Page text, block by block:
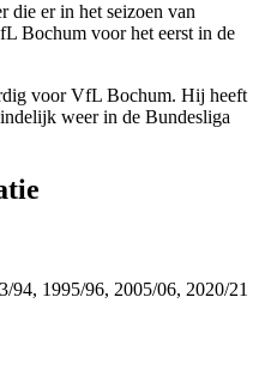
die er in het seizoen van
Bochum voor het eerst in de
voor VfL Bochum. Hij heeft
weer in de Bundesliga
94, 1995/96, 2005/06, 2020/21